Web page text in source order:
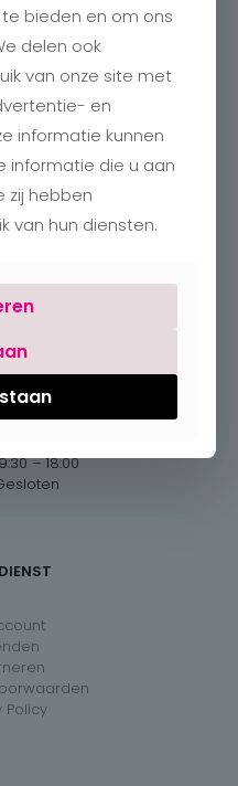
24
Gesloten
– 18:00
Policy
bieden en om ons
delen ook
van onze site met
en
informatie kunnen
informatie die u aan
zij hebben
van hun diensten.